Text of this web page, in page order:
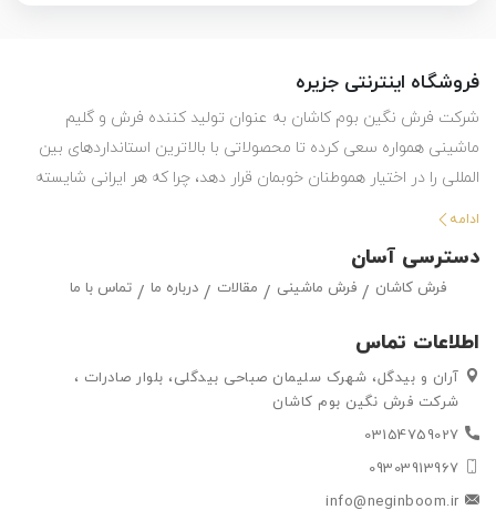
فروشگاه اینترنتی جزیره
شرکت فرش نگین بوم کاشان به عنوان تولید کننده فرش و گلیم
ماشینی همواره سعی کرده تا محصولاتی با بالاترین استانداردهای بین
المللی را در اختیار هموطنان خوبمان قرار دهد، چرا که هر ایرانی شایسته
استفاده از بهترین هاست. این شرکت با تولید انواع فرش ماشینی و گلیم
مشتریان خود قرار داده تا بتوانند متناسب با سلیقه خود ، فرش ماشینی
و گلیم مورد علاقه خود را به راحتی انتتخاب کرده و خریداری کنند.
ادامه
اطلاعات تماس
آران و بیدگل، شهرک سلیمان صباحی بیدگلی، بلوار صادرات ،
شرکت فرش نگین بوم کاشان
03154759027
09303913967
info@neginboom.ir
دسترسی آسان
فرش کاشان فرش ماشینی مقالات درباره ما تماس با ما